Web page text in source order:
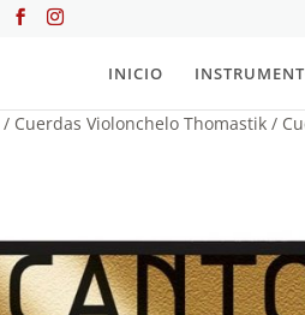
INICIO
/ Cuerdas Violonchelo Thomastik /